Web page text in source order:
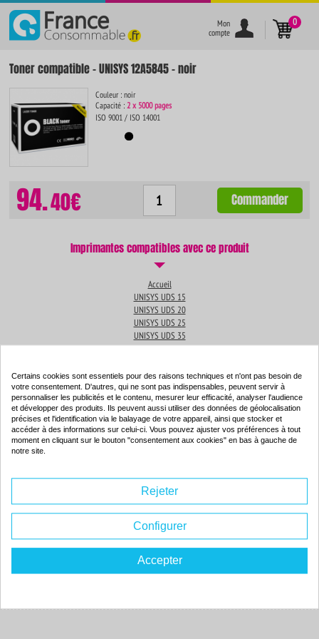
}
Mon
compte
0
Toner compatible - UNISYS 12A5845 - noir
Couleur : noir
Capacité :2 x 5000 pages
ISO 9001 / ISO 14001
94.40€ Commander
Imprimantes compatibles avec ce produit
Accueil
UNISYS UDS 15
UNISYS UDS 20
UNISYS UDS 25
UNISYS UDS 35
Produits associés
Toner compatible - UNISYS 12A5845 - noir
94.40€ Commander
Certains cookies sont essentiels pour des raisons techniques et n'ont pas besoin de
votre consentement. D'autres, qui ne sont pas indispensables, peuvent servir à
personnaliser les publicités et le contenu, mesurer leur efficacité, analyser l'audience
et développer des produits. Ils peuvent aussi utiliser des données de géolocalisation
précises et l'identification via le balayage de votre appareil, ainsi que stocker et
accéder à des informations sur celui-ci. Vous pouvez ajuster vos préférences à tout
moment en cliquant sur le bouton "consentement aux cookies" en bas à gauche de
notre site.
Rejeter
Configurer
Accepter